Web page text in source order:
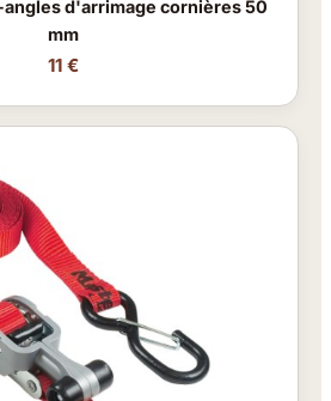
d'arrimage cornières 50
mm
11 €